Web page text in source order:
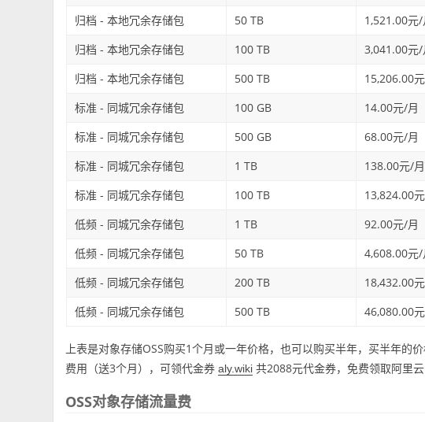
归档 - 本地冗余存储包
50 TB 1,521.00元/
归档 - 本地冗余存储包
100 TB 3,041.00元/
归档 - 本地冗余存储包
500 TB 15,206.00
标准 - 同城冗余存储包
100 GB 14.00元/月
标准 - 同城冗余存储包
500 GB 68.00元/月
标准 - 同城冗余存储包
1 TB 138.00元/月
标准 - 同城冗余存储包
100 TB 13,824.00
低频 - 同城冗余存储包
1 TB 92.00元/月
低频 - 同城冗余存储包
50 TB 4,608.00元/
低频 - 同城冗余存储包
200 TB 18,432.00
低频 - 同城冗余存储包
500 TB 46,080.00
上表是对象存储OSS购买1个月或一年价格，也可以购买半年，买半年的
费用（送3个月），可领代金券aly.wiki 共2088元代金券，免费领取阿里云
OSS对象存储流量费